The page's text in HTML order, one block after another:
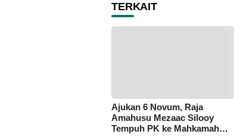
TERKAIT
Ajukan 6 Novum, Raja
Amahusu Mezaac Silooy
Tempuh PK ke Mahkamah